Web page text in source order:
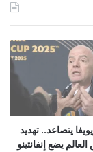
يتصاعد.. تهديد
يضع إنفانتينو